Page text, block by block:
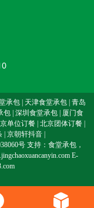
承包| 天津食堂承包| 青岛
包 | 深圳食堂承包 | 厦门食
单位订餐| 北京团体订餐|
| 京朝轩抖音|
号支持： 食堂承包，
E-